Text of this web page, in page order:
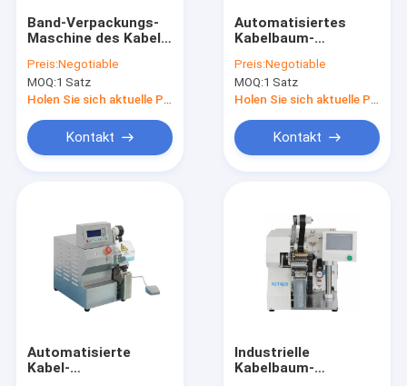
Band-Verpackungs-
Maschine des Kabel-
Millimeter/S für nicht
Isolierungs-Band
Preis:Negotiable
MOQ:1 Satz
Kontakt
Automatisiertes
Kabelbaum-
voll/Punkt/multi
Segment-Verpackung
Preis:Negotiable
MOQ:1 Satz
Kontakt
Automatisierte
Kabel-
Industrielle
Kabelbaum-